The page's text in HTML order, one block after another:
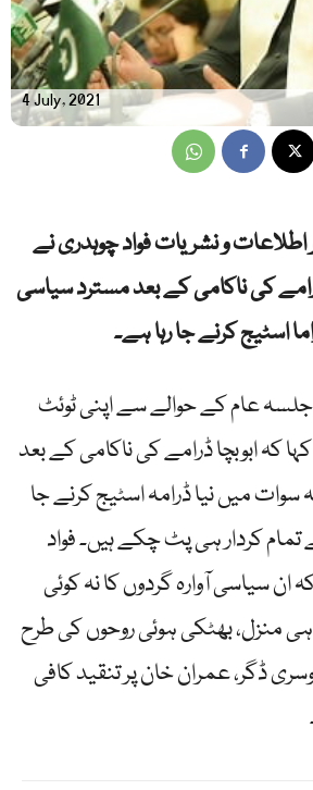
4 July, 2021
اطلاعات و نشریات فواد چوہدری نے
کی ناکامی کے بعد مسترد سیاسی
اسٹیج کرنے جا رہا ہے۔
جلسہ عام کے حوالے سے اپنی ٹوئٹ
کہ ابوبچا ڈرامے کی ناکامی کے بعد
سوات میں نیا ڈرامہ اسٹیج کرنے جا
کردار ہی پٹ چکے ہیں۔ فواد
ان سیاسی آوارہ گردوں کا نہ کوئی
ہی منزل، بھٹکی ہوئی روحوں کی طرح
ڈگر، عمران خان پر تنقید کافی